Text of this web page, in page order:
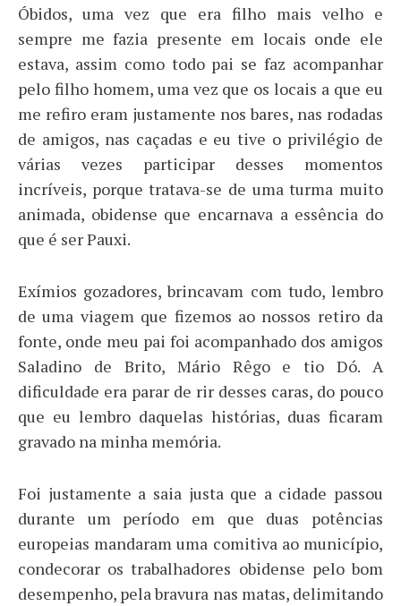
Óbidos, uma vez que era filho mais velho e
sempre me fazia presente em locais onde ele
estava, assim como todo pai se faz acompanhar
pelo filho homem, uma vez que os locais a que eu
me refiro eram justamente nos bares, nas rodadas
de amigos, nas caçadas e eu tive o privilégio de
várias vezes participar desses momentos
incríveis, porque tratava-se de uma turma muito
animada, obidense que encarnava a essência do
que é ser Pauxi.
Exímios gozadores, brincavam com tudo, lembro
de uma viagem que fizemos ao nossos retiro da
fonte, onde meu pai foi acompanhado dos amigos
Saladino de Brito, Mário Rêgo e tio Dó. A
dificuldade era parar de rir desses caras, do pouco
que eu lembro daquelas histórias, duas ficaram
gravado na minha memória.
Foi justamente a saia justa que a cidade passou
durante um período em que duas potências
europeias mandaram uma comitiva ao município,
condecorar os trabalhadores obidense pelo bom
desempenho, pela bravura nas matas, delimitando